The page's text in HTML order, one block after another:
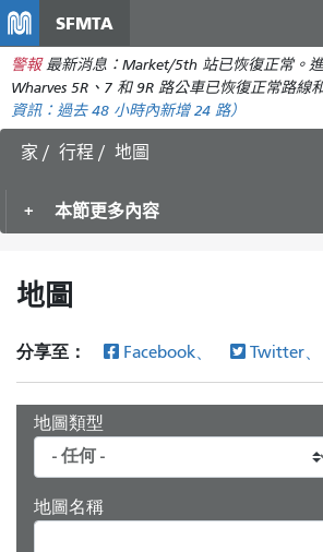
主
要
SFMTA
警報 最新消息：Market/5th 站已恢復正常。
Wharves 5R、7 和 9R 路公車已恢復正常路線
資訊： 過去 48 小時內新增 24 路）
家 行程 地圖
本節更多內容
地圖
分享至： Facebook、 Twitter、
地圖類型
地圖名稱